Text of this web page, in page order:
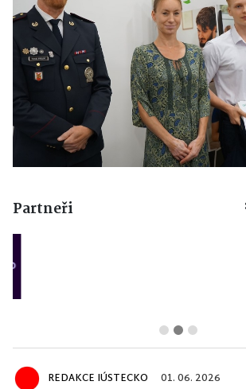
Partneři
REDAKCE IÚSTECKO 01. 06. 2026